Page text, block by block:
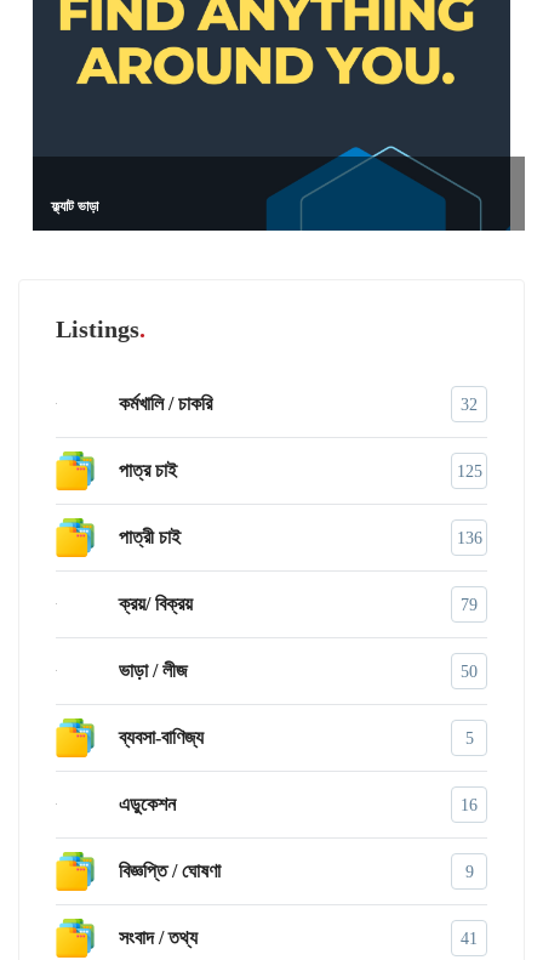
ফ্ল্যাট ভাড়া
Listings
কর্মখালি / চাকরি 32
পাত্র চাই 125
পাত্রী চাই 136
ক্রয়/ বিক্রয় 79
ভাড়া / লীজ 50
ব্যবসা-বাণিজ্য 5
এডুকেশন 16
বিজ্ঞপ্তি / ঘোষণা 9
সংবাদ / তথ্য 41